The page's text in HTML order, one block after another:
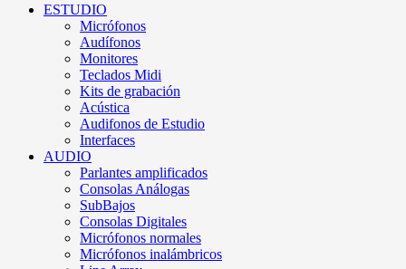
ESTUDIO
Micrófonos
Audífonos
Monitores
Teclados Midi
Kits de grabación
Acústica
Audifonos de Estudio
Interfaces
AUDIO
Parlantes amplificados
Consolas Análogas
SubBajos
Consolas Digitales
Micrófonos normales
Micrófonos inalámbricos